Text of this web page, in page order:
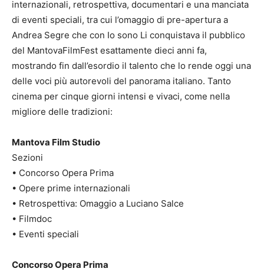
internazionali, retrospettiva, documentari e una manciata
di eventi speciali, tra cui l’omaggio di pre-apertura a
Andrea Segre che con Io sono Li conquistava il pubblico
del MantovaFilmFest esattamente dieci anni fa,
mostrando fin dall’esordio il talento che lo rende oggi una
delle voci più autorevoli del panorama italiano. Tanto
cinema per cinque giorni intensi e vivaci, come nella
migliore delle tradizioni:
Mantova Film Studio
Sezioni
• Concorso Opera Prima
• Opere prime internazionali
• Retrospettiva: Omaggio a Luciano Salce
• Filmdoc
• Eventi speciali
Concorso Opera Prima